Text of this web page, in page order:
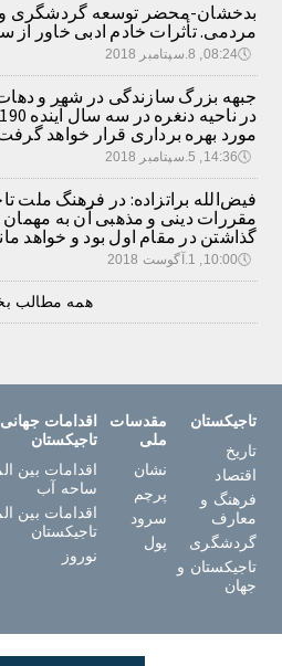
بدخشان-محضر توسعه گردشگری و
مردمی. تأثرات خادم ادبی خاور از
🕔08:24, 8.سپتامبر 2018
جبهه بزرگ سازندگی در شهر و
مورد بهره برداری قرار خواهد
🕔14:36, 5.سپتامبر 2018
فیض‌الله براتزاده: در فرهنگ ملت
مقررات دینی و مذهبی آن به مهمان
گذاشتن در مقام اول بود و خواهد
🕔10:00, 1.آگوست 2018
همه مطالب
تاجیکستان
تاریخ
اقتصاد
فرهنگ و
معارف
گردشگری
تاجیکستان و
جهان
مقدسات
ملی
نشان
پرچم
سرود
پول
اقدامات جهانی
تاجیکستان
اقدامات بین
ساحه آب
اقدامات بین
تاجیکستان
نوروز